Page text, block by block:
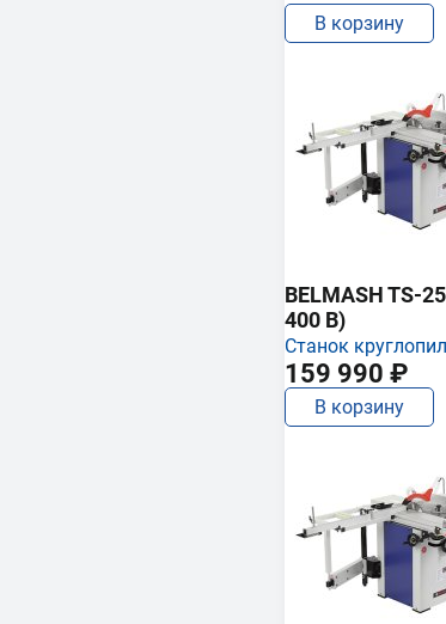
В корзину
BELMASH TS-
400 В)
Станок
159 990 ₽
В корзину